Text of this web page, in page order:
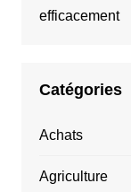
efficacement
Catégories
Achats
Agriculture